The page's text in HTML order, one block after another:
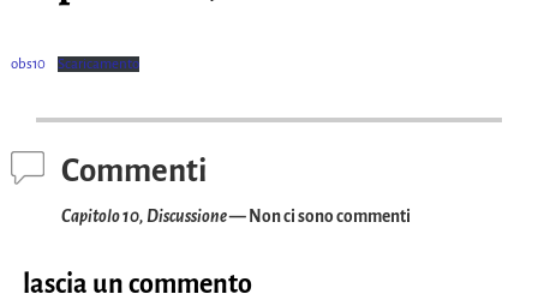
obs10 Scaricamento
Commenti
Capitolo 10, Discussione— Non ci sono commenti
lascia un commento